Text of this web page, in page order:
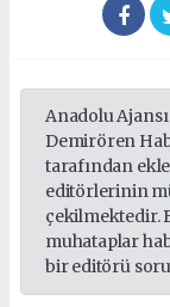
Anadolu
Demirören
tarafından
editörlerinin
çekilmektedir.
muhataplar
bir editörü